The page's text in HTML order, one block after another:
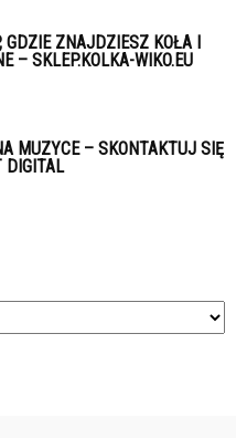
GDZIE ZNAJDZIESZ KOŁA I
– SKLEP.KOLKA-WIKO.EU
MUZYCE – SKONTAKTUJ SIĘ
DIGITAL